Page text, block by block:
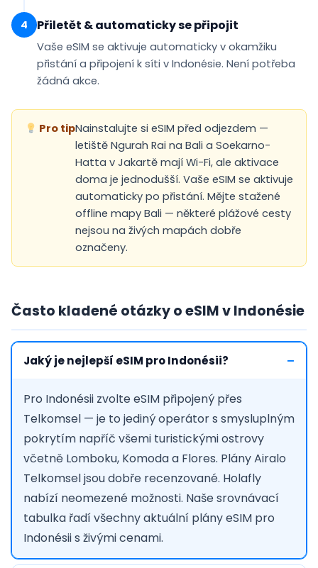
4 Přiletět & automaticky se připojit
Vaše eSIM se aktivuje automaticky v okamžiku
přistání a připojení k síti v Indonésie. Není potřeba
žádná akce.
Pro tipNainstalujte si eSIM před odjezdem —
letiště Ngurah Rai na Bali a Soekarno-
Hatta v Jakartě mají Wi-Fi, ale aktivace
doma je jednodušší. Vaše eSIM se aktivuje
automaticky po přistání. Mějte stažené
offline mapy Bali — některé plážové cesty
nejsou na živých mapách dobře
označeny.
Často kladené otázky o eSIM v Indonésie
Jaký je nejlepší eSIM pro Indonésii?
Pro Indonésii zvolte eSIM připojený přes
Telkomsel — je to jediný operátor s smysluplným
pokrytím napříč všemi turistickými ostrovy
včetně Lomboku, Komoda a Flores. Plány Airalo
Telkomsel jsou dobře recenzované. Holafly
nabízí neomezené možnosti. Naše srovnávací
tabulka řadí všechny aktuální plány eSIM pro
Indonésii s živými cenami.